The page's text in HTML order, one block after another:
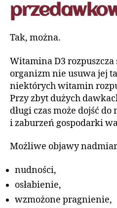
Tak, można.
Witamina D3 rozpuszcza
organizm nie usuwa jej
niektórych witamin
Przy zbyt dużych
długi czas może dojść
i zaburzeń gospodarki
Możliwe objawy
nudności,
osłabienie,
wzmożone pragnienie,